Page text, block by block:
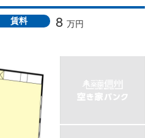
賃料 8 万円